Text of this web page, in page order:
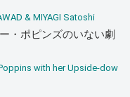
& MIYAGI Satoshi
・ポピンズのいない劇
with her Upside-dow